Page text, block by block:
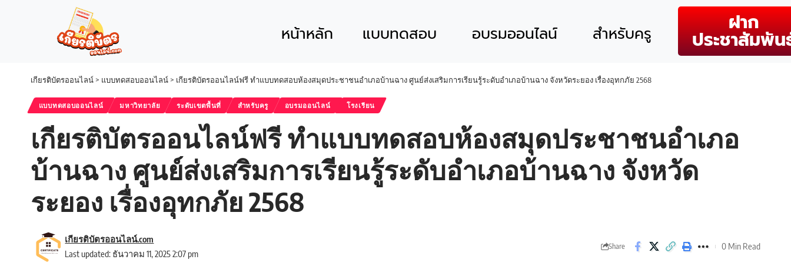
หน้าหลัก แบบทดสอบ อบรมออนไลน์ สำหรับครู ฝาก
ประชาสัมพัน
เกียรติบัตรออนไลน์ > แบบทดสอบออนไลน์ > เกียรติบัตรออนไลน์ฟรี ทำแบบทดสอบห้องสมุดประชาชนอำเภอบ้านฉาง ศูนย์ส่งเสริมการเรียนรู้ระดับอำเภอบ้านฉาง จังหวัดระยอง เรื่องอุทกภัย 2568
แบบทดสอบออนไลน์ มหาวิทยาลัย ระดับเขตพื้นที่ สำหรับครู อบรมออนไลน์ โรงเรียน
เกียรติบัตรออนไลน์ฟรี ทำแบบทดสอบห้องสมุดประชาชนอำเภอ
บ้านฉาง ศูนย์ส่งเสริมการเรียนรู้ระดับอำเภอบ้านฉาง จังหวัด
ระยอง เรื่องอุทกภัย 2568
Last updated: ธันวาคม 11, 2025 2:07 pm
เกียรติบัตรออนไลน์.com
Share 0 Min Read